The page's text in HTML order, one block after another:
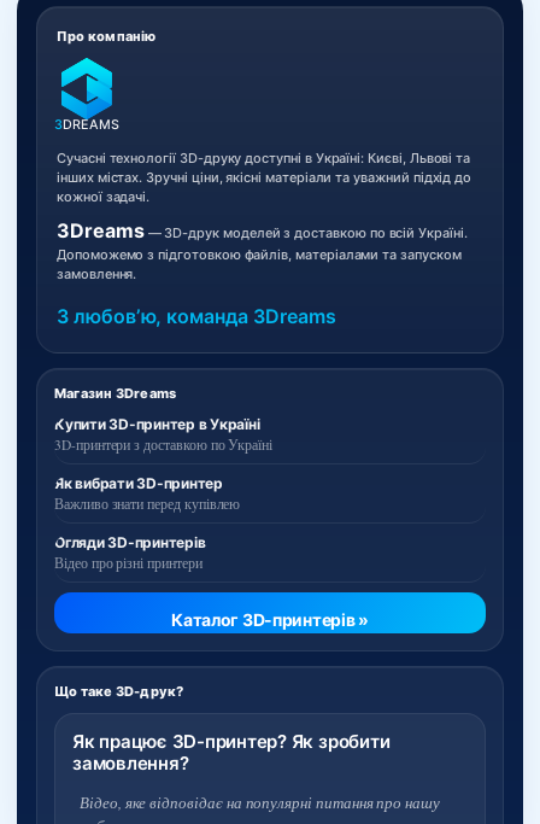
Магазин 3Dreams
Купити 3D-принтер в Україні
3D-принтери з доставкою по Україні
Як вибрати 3D-принтер
Важливо знати перед купівлею
Огляди 3D-принтерів
Відео про різні принтери
Каталог 3D-принтерів »
Що таке 3D-друк?
Як працює 3D-принтер? Як зробити
замовлення?
Відео, яке відповідає на популярні питання про нашу
Про компанію
3DREAMS
Сучасні технології 3D-друку доступні в Україні: Києві, Львові та
інших містах. Зручні ціни, якісні матеріали та уважний підхід до
кожної задачі.
3Dreams— 3D-друк моделей з доставкою по всій Україні.
Допоможемо з підготовкою файлів, матеріалами та запуском
замовлення.
З любовʼю, команда 3Dreams